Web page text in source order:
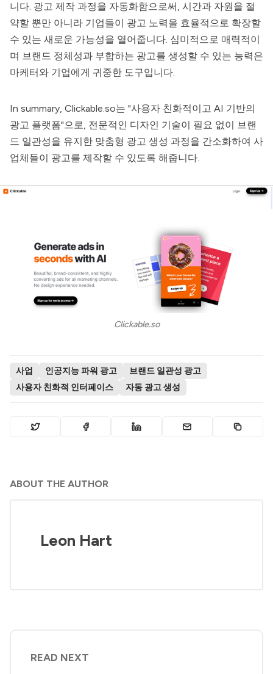
니다. 광고 제작 과정을 자동화함으로써, 시간과 자원을 절
약할 뿐만 아니라 기업들이 광고 노력을 효율적으로 확장할
수 있는 새로운 가능성을 열어줍니다. 심미적으로 매력적이
며 브랜드 정체성과 부합하는 광고를 생성할 수 있는 능력은
마케터와 기업에게 귀중한 도구입니다.
In summary, Clickable.so는 "사용자 친화적이고 AI 기반의
광고 플랫폼"으로, 전문적인 디자인 기술이 필요 없이 브랜
드 일관성을 유지한 맞춤형 광고 생성 과정을 간소화하여 사
업체들이 광고를 제작할 수 있도록 해줍니다.
Clickable.so
사업 인공지능 파워 광고
브랜드 일관성 광고
사용자 친화적 인터페이스
자동 광고 생성
ABOUT THE AUTHOR
Leon Hart
READ NEXT